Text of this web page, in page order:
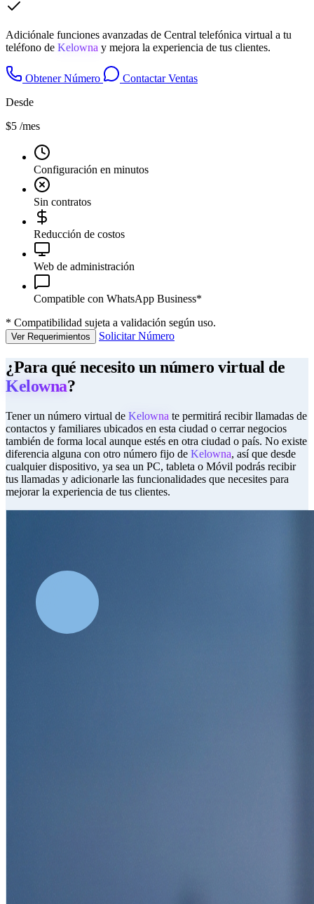
Adiciónale funciones avanzadas de Central telefónica virtual a tu
teléfono de Kelowna y mejora la experiencia de tus clientes.
Obtener Número
Contactar Ventas
Desde
$5 /mes
Configuración en minutos
Sin contratos
Reducción de costos
Web de administración
Compatible con WhatsApp Business*
* Compatibilidad sujeta a validación según uso.
Ver Requerimientos Solicitar Número
¿Para qué necesito un número virtual de
Kelowna?
Tener un número virtual de Kelowna te permitirá recibir llamadas de
contactos y familiares ubicados en esta ciudad o cerrar negocios
también de forma local aunque estés en otra ciudad o país. No existe
diferencia alguna con otro número fijo de Kelowna, así que desde
cualquier dispositivo, ya sea un PC, tableta o Móvil podrás recibir
tus llamadas y adicionarle las funcionalidades que necesites para
mejorar la experiencia de tus clientes.